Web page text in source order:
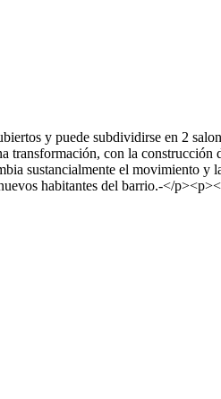
y puede subdividirse en 2
con la
sustancialmente el movimiento
habitantes del barrio.-</